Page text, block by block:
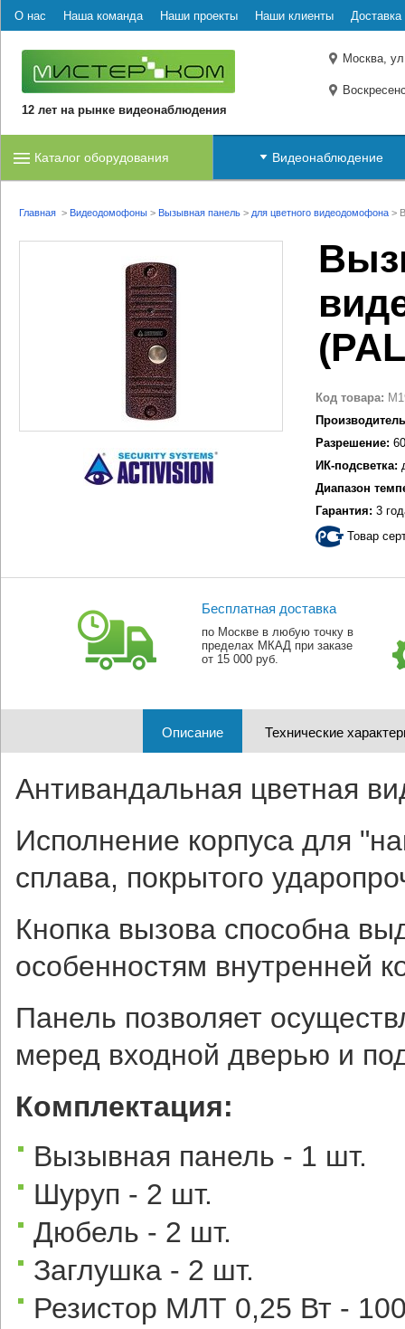
О нас Наша команда Наши проекты Наши клиенты Доставка
12 лет на рынке видеонаблюдения
Москва,
Каталог оборудования Видеонаблюдение
Главная > Видеодомофоны > Вызывная панель > для цветного видеодомофона >
Код товара:
Разрешение:
ИК-подсветка:
Диапазон
Гарантия: 3
Товар
Бесплатная доставка
по Москве в любую точку в
пределах МКАД при заказе
от 15 000 руб.
Описание Технические
Антивандальная цветная
Исполнение корпуса для
сплава, покрытого
Кнопка вызова способна
особенностям внутренней
Панель позволяет
меред входной дверью и
Комплектация:
Вызывная панель - 1 шт.
Шуруп - 2 шт.
Дюбель - 2 шт.
Заглушка - 2 шт.
Резистор МЛТ 0,25 Вт -